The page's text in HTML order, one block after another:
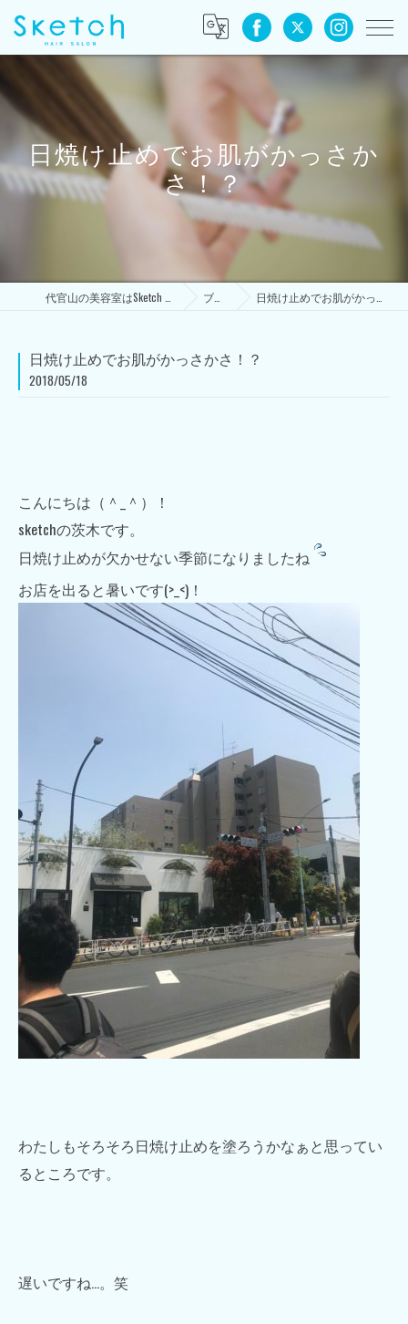
日焼け止めでお肌がかっさか
さ！？
ブログ 日焼け止めでお肌がかっさかさ！？
日焼け止めでお肌がかっさかさ！？
2018/05/18
こんにちは（＾_＾）！
sketchの茨木です。
日焼け止めが欠かせない季節になりましたね
お店を出ると暑いです(>_<)！
わたしもそろそろ日焼け止めを塗ろうかなぁと思ってい
るところです。
遅いですね…。笑